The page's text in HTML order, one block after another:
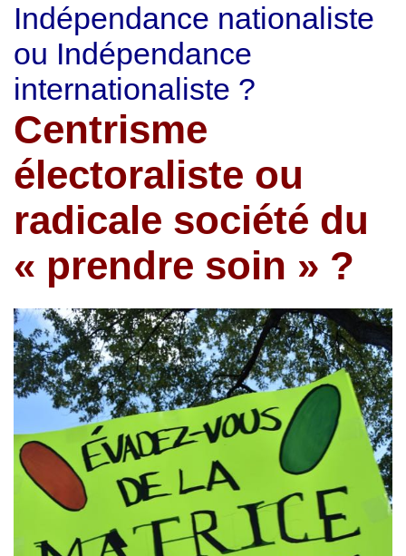
Indépendance nationaliste
ou Indépendance
internationaliste ?
Centrisme
électoraliste ou
radicale société du
« prendre soin » ?